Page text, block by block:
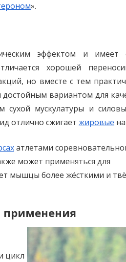
».
эффектом и имеет
хорошей
но вместе с тем
вариантом для
мускулатуры и
отлично сжигает жировые
атлетами
может применяться для
мышцы более жёсткими и
применения
цикл